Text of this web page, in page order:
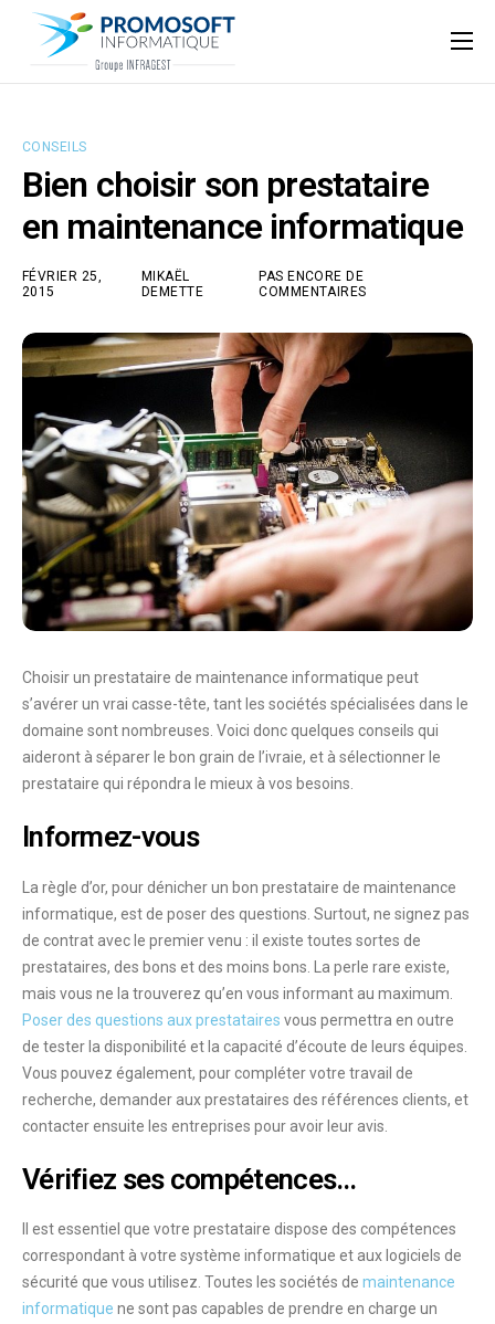
Qui sommes-nous ?
Nos ressources
Support
CONSEILS
Bien choisir son prestataire
en maintenance informatique
FÉVRIER 25,
2015
MIKAËL
DEMETTE
PAS ENCORE DE
COMMENTAIRES
Choisir un prestataire de maintenance informatique peut
s’avérer un vrai casse-tête, tant les sociétés spécialisées dans le
domaine sont nombreuses. Voici donc quelques conseils qui
aideront à séparer le bon grain de l’ivraie, et à sélectionner le
prestataire qui répondra le mieux à vos besoins.
Informez-vous
La règle d’or, pour dénicher un bon prestataire de maintenance
informatique, est de poser des questions . Surtout, ne signez pas
de contrat avec le premier venu : il existe toutes sortes de
prestataires, des bons et des moins bons. La perle rare existe,
mais vous ne la trouverez qu’en vous informant au maximum.
Poser des questions aux prestataires vous permettra en outre
de tester la disponibilité et la capacité d’écoute de leurs équipes.
Vous pouvez également, pour compléter votre travail de
recherche, demander aux prestataires des références clients, et
contacter ensuite les entreprises pour avoir leur avis.
Vérifiez ses compétences…
Il est essentiel que votre prestataire dispose des compétences
correspondant à votre système informatique et aux logiciels de
sécurité que vous utilisez. Toutes les sociétés de maintenance
informatique ne sont pas capables de prendre en charge un